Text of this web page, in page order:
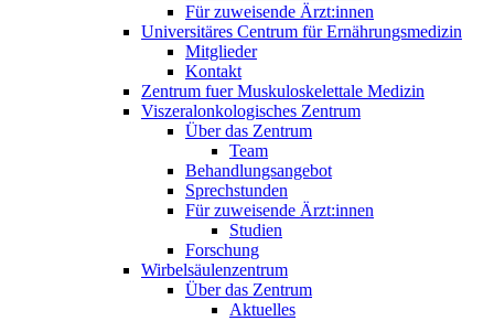
Für zuweisende Ärzt:innen
Universitäres Centrum für Ernährungsmedizin
Mitglieder
Kontakt
Zentrum fuer Muskuloskelettale Medizin
Viszeral­onkologisches Zentrum
Über das Zentrum
Team
Behandlungsangebot
Sprechstunden
Für zuweisende Ärzt:innen
Studien
Forschung
Wirbelsäulenzentrum
Über das Zentrum
Aktuelles